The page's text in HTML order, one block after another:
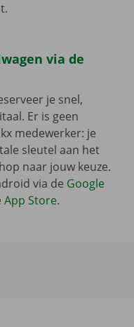
via de
je snel,
Er is geen
medewerker: je
sleutel aan het
naar jouw keuze.
via de Google
App Store.